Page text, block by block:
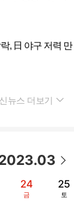
, 日 야구 저력 만
뉴스 더보기
.03
24
금
25
토